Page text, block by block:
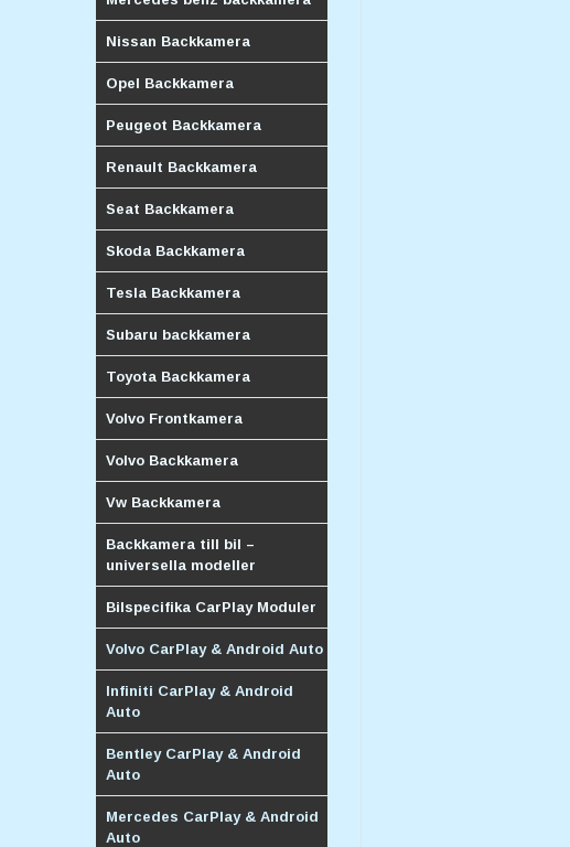
Nissan Backkamera
Opel Backkamera
Peugeot Backkamera
Renault Backkamera
Seat Backkamera
Skoda Backkamera
Tesla Backkamera
Subaru backkamera
Toyota Backkamera
Volvo Frontkamera
Volvo Backkamera
Vw Backkamera
Backkamera till bil –
universella modeller
Bilspecifika CarPlay Moduler
Volvo CarPlay & Android Auto
Infiniti CarPlay & Android
Auto
Bentley CarPlay & Android
Auto
Mercedes CarPlay & Android
Auto